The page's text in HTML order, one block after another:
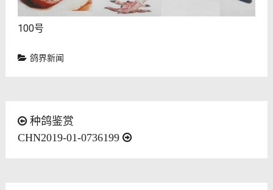
100号
鸽界新闻
文种鸽鉴赏
CHN2019-01-0736199